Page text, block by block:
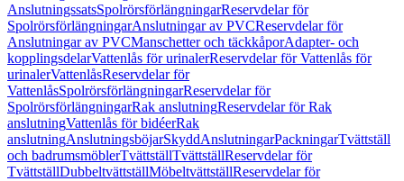
AnslutningssatsSpolrörsförlängningarReservdelar för
SpolrörsförlängningarAnslutningar av PVCReservdelar för
Anslutningar av PVCManschetter och täckkåporAdapter- och
kopplingsdelarVattenlås för urinalerReservdelar för Vattenlås för
urinalerVattenlåsReservdelar för
VattenlåsSpolrörsförlängningarReservdelar för
SpolrörsförlängningarRak anslutningReservdelar för Rak
anslutningVattenlås för bidéerRak
anslutningAnslutningsböjarSkyddAnslutningarPackningarTvättställ
och badrumsmöblerTvättställTvättställReservdelar för
TvättställDubbeltvättställMöbeltvättställReservdelar för